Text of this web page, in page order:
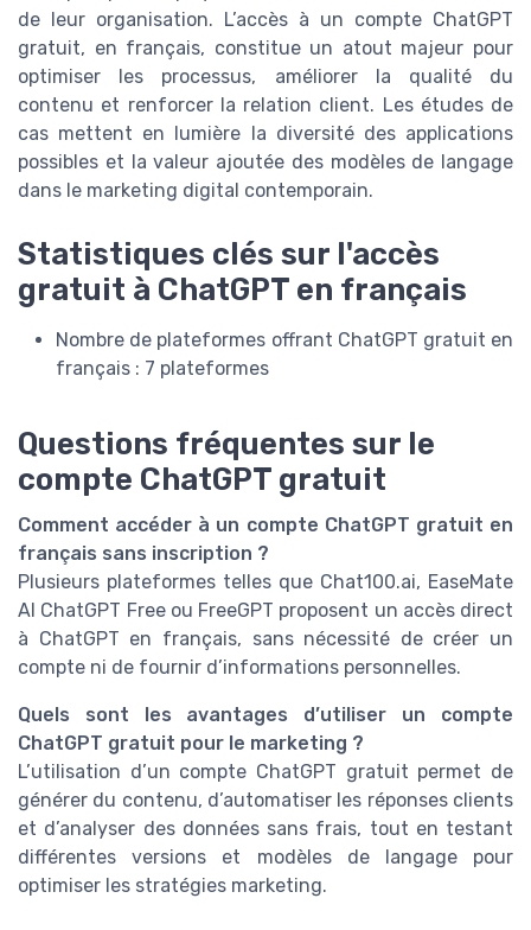
de leur organisation. L’accès à un compte ChatGPT
gratuit, en français, constitue un atout majeur pour
optimiser les processus, améliorer la qualité du
contenu et renforcer la relation client. Les études de
cas mettent en lumière la diversité des applications
possibles et la valeur ajoutée des modèles de langage
dans le marketing digital contemporain.
Statistiques clés sur l'accès
gratuit à ChatGPT en français
Nombre de plateformes offrant ChatGPT gratuit en
français : 7 plateformes
Questions fréquentes sur le
compte ChatGPT gratuit
Comment accéder à un compte ChatGPT gratuit en
français sans inscription ?
Plusieurs plateformes telles que Chat100.ai, EaseMate
AI ChatGPT Free ou FreeGPT proposent un accès direct
à ChatGPT en français, sans nécessité de créer un
compte ni de fournir d’informations personnelles.
Quels sont les avantages d’utiliser un compte
ChatGPT gratuit pour le marketing ?
L’utilisation d’un compte ChatGPT gratuit permet de
générer du contenu, d’automatiser les réponses clients
et d’analyser des données sans frais, tout en testant
différentes versions et modèles de langage pour
optimiser les stratégies marketing.